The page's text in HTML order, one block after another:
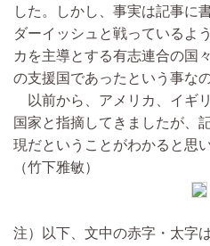
した。しかし、事実は記事に
ダーイッシュと戦っているよ
カを主導とする有志連合の国
の支援国であったという事なの
以前から、アメリカ、イギ
国家と指摘してきましたが、
現だということがわかると思い
（竹下雅敏）
注）以下、文中の赤字・太字